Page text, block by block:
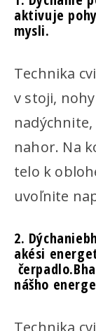
aktivuje
mysli.
Technika
v stoji,
nahor. Na
telo k
uvoľnite
2.
akési
nášho
Technika